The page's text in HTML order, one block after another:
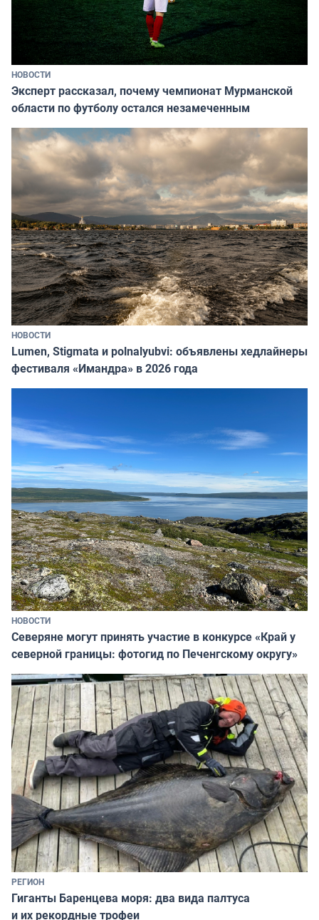
НОВОСТИ
Эксперт рассказал, почему чемпионат Мурманской
области по футболу остался незамеченным
НОВОСТИ
Lumen, Stigmata и polnalyubvi: объявлены хедлайнеры
фестиваля «Имандра» в 2026 года
НОВОСТИ
Северяне могут принять участие в конкурсе «Край у
северной границы: фотогид по Печенгскому округу»
РЕГИОН
Гиганты Баренцева моря: два вида палтуса
и их рекордные трофеи